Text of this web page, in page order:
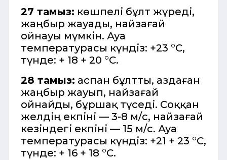
27 тамыз: көшпелі бұлт жүреді,
жаңбыр жауады, найзағай
ойнауы мүмкін. Ауа
температурасы күндіз: +23 °C,
түнде: + 18 + 20 °C.
28 тамыз: аспан бұлтты, аздаған
жаңбыр жауып, найзағай
ойнайды, бұршақ түседі. Соққан
желдің екпіні — 3-8 м/с, найзағай
кезіндегі екпіні — 15 м/с. Ауа
температурасы күндіз: +21 + 23 °C,
түнде: + 16 + 18 °C.